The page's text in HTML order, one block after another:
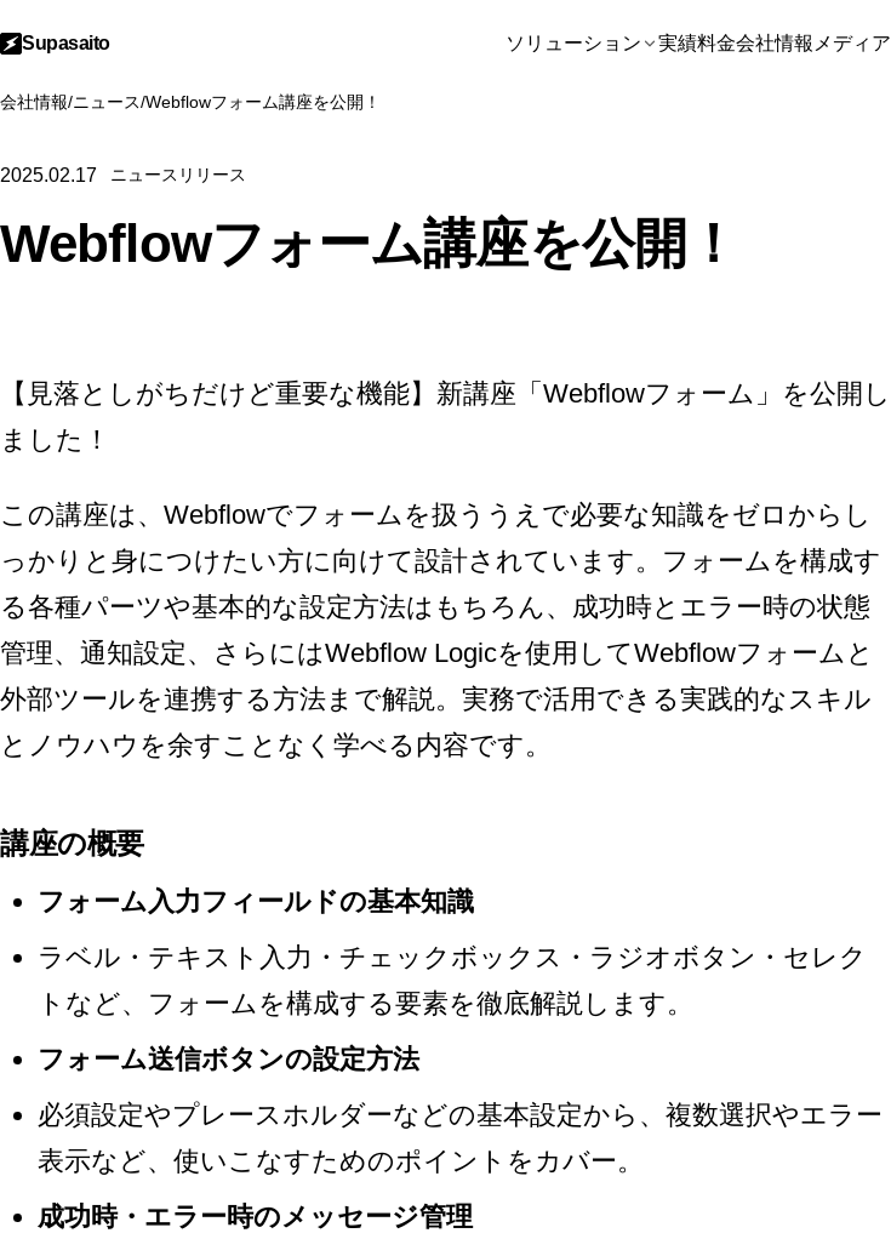
Supasaito ソリューション 実績料金会社情報 メディア
会社情報/ニュース/Webflowフォーム講座を公開！
2025.02.17 ニュースリリース
Webflowフォーム講座を公開！
【見落としがちだけど重要な機能】新講座「Webflowフォーム」を公開し
ました！
この講座は、Webflowでフォームを扱ううえで必要な知識をゼロからし
っかりと身につけたい方に向けて設計されています。フォームを構成す
る各種パーツや基本的な設定方法はもちろん、成功時とエラー時の状態
管理、通知設定、さらにはWebflow Logicを使用してWebflowフォームと
外部ツールを連携する方法まで解説。実務で活用できる実践的なスキル
とノウハウを余すことなく学べる内容です。
講座の概要
フォーム入力フィールドの基本知識
ラベル・テキスト入力・チェックボックス・ラジオボタン・セレク
トなど、フォームを構成する要素を徹底解説します。
フォーム送信ボタンの設定方法
必須設定やプレースホルダーなどの基本設定から、複数選択やエラー
表示など、使いこなすためのポイントをカバー。
成功時・エラー時のメッセージ管理